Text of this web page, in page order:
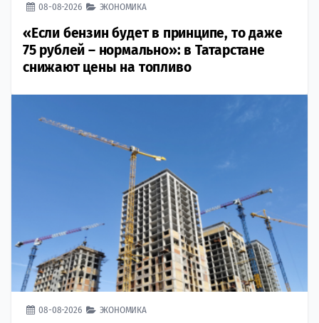
08-08-2026 ЭКОНОМИКА
«Если бензин будет в принципе, то даже
75 рублей – нормально»: в Татарстане
снижают цены на топливо
08-08-2026 ЭКОНОМИКА